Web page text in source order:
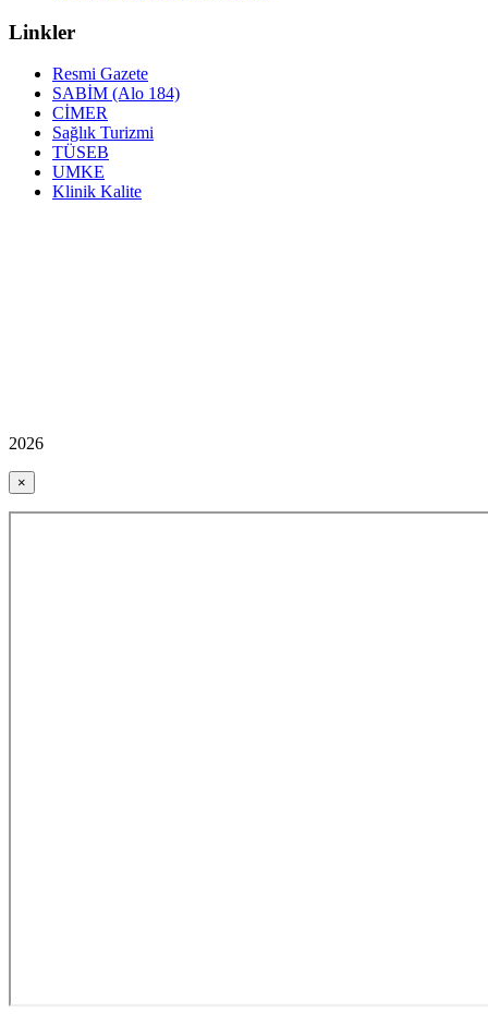
Linkler
Resmi Gazete
SABİM (Alo 184)
CİMER
Sağlık Turizmi
TÜSEB
UMKE
Klinik Kalite
2026
×